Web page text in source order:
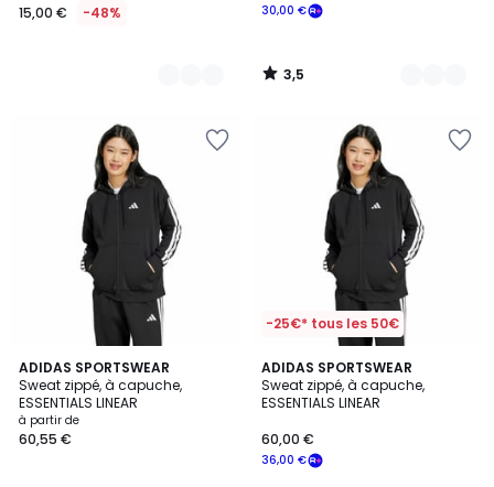
15,00 € -48% 30,00 €
3,5
/
ADIDAS SPORTSWEAR
Sweat zippé, à capuche,
ESSENTIALS LINEAR
à partir de
60,55 €
4,8
/ 5
2
Couleurs
-25€* tous les 50€
ADIDAS SPORTSWEAR
Sweat zippé, à capuche,
ESSENTIALS LINEAR
36,00 €
60,00 €
4,8
/ 5
2
Couleurs